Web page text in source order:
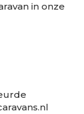
in onze